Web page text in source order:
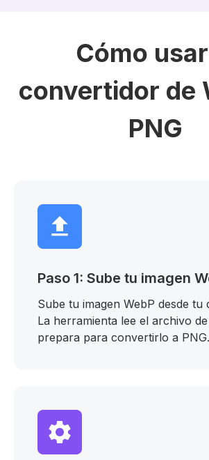
Cómo
convertidor de
PNG
Paso 1: Sube tu imagen
Sube tu imagen WebP desde tu
La herramienta lee el archivo
prepara para convertirlo a PNG.